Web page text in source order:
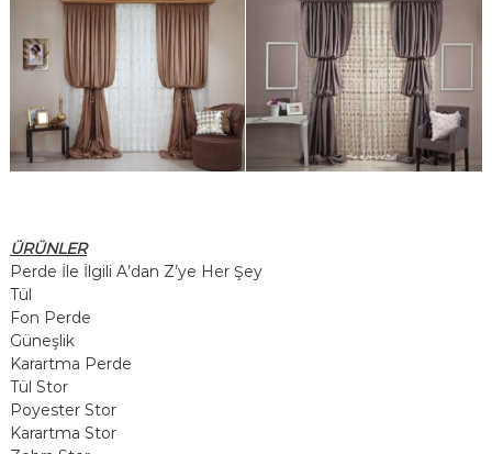
ÜRÜNLER
Perde İle İlgili A’dan Z’ye Her Şey
Tül
Fon Perde
Güneşlik
Karartma Perde
Tül Stor
Poyester Stor
Karartma Stor